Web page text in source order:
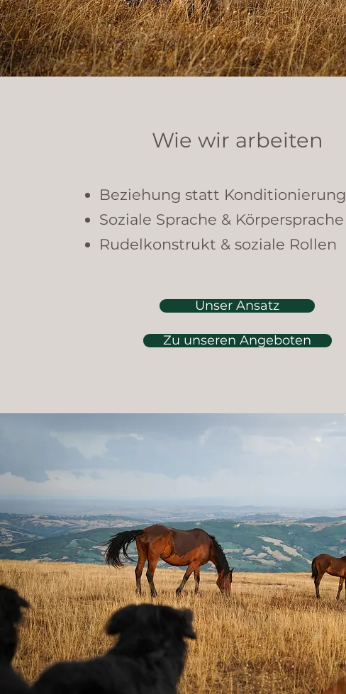
Wie wir arbeiten
Beziehung statt Konditionierung​
Soziale Sprache & Körpersprache​
Rudelkonstrukt & soziale Rollen
Unser Ansatz
Zu unseren Angeboten